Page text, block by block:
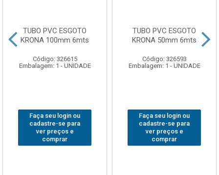
TUBO PVC ESGOTO
KRONA 100mm 6mts
Código: 326615
Embalagem: 1 - UNIDADE
Faça seu login ou
cadastre-se para
ver preços e
comprar
TUBO PVC ESGOTO
KRONA 50mm 6mts
Código: 326593
Embalagem: 1 - UNIDADE
Faça seu login ou
cadastre-se para
ver preços e
comprar